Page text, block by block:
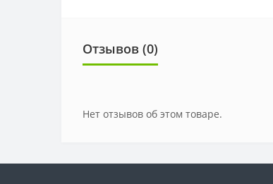
Отзывов (0)
Нет отзывов об этом товаре.